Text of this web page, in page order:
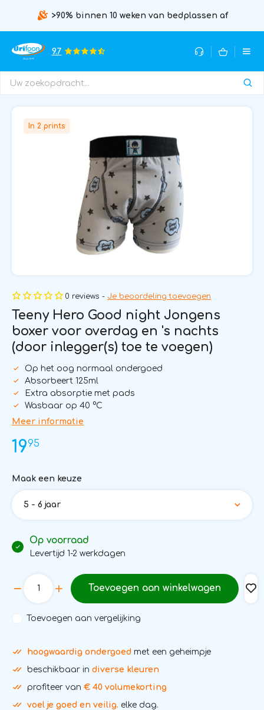
>90% binnen 10 weken van bedplassen af
9.7
In 2 prints
0 reviews - Je beoordeling toevoegen
Teeny Hero Good night Jongens
boxer voor overdag en 's nachts
(door inlegger(s) toe te voegen)
Op het oog normaal ondergoed
Absorbeert 125ml
Extra absorptie met pads
Wasbaar op 40 °C
Meer informatie
1995
Maak een keuze
5 - 6 jaar
Op voorraad
Levertijd 1-2 werkdagen
Toevoegen aan winkelwagen
Toevoegen aan vergelijking
hoogwaardig ondergoed met een geheimpje
beschikbaar in diverse kleuren
profiteer van € 40 volumekorting
voel je goed en veilig. elke dag.